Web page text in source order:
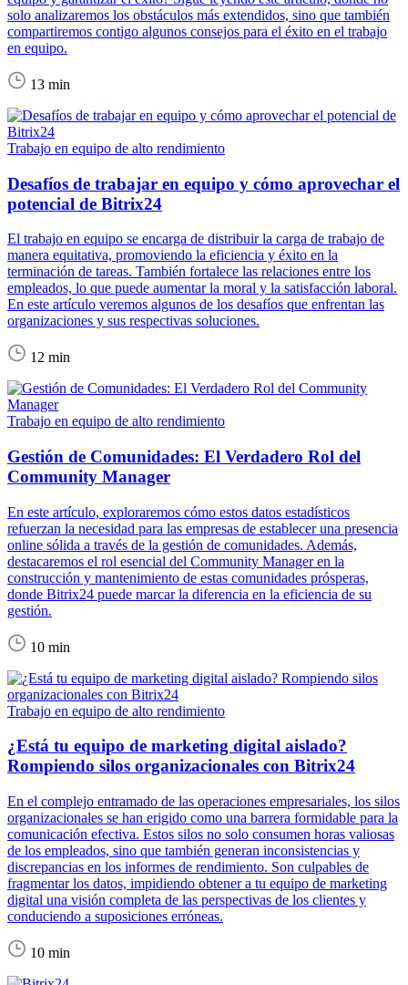
solo analizaremos los obstáculos más extendidos, sino que también
compartiremos contigo algunos consejos para el éxito en el trabajo
en equipo.
13 min
Trabajo en equipo de alto rendimiento
Desafíos de trabajar en equipo y cómo aprovechar el
potencial de Bitrix24
El trabajo en equipo se encarga de distribuir la carga de trabajo de
manera equitativa, promoviendo la eficiencia y éxito en la
terminación de tareas. También fortalece las relaciones entre los
empleados, lo que puede aumentar la moral y la satisfacción laboral.
En este artículo veremos algunos de los desafíos que enfrentan las
organizaciones y sus respectivas soluciones.
12 min
Trabajo en equipo de alto rendimiento
Gestión de Comunidades: El Verdadero Rol del
Community Manager
En este artículo, exploraremos cómo estos datos estadísticos
refuerzan la necesidad para las empresas de establecer una presencia
online sólida a través de la gestión de comunidades. Además,
destacaremos el rol esencial del Community Manager en la
construcción y mantenimiento de estas comunidades prósperas,
donde Bitrix24 puede marcar la diferencia en la eficiencia de su
gestión.
10 min
Trabajo en equipo de alto rendimiento
¿Está tu equipo de marketing digital aislado?
Rompiendo silos organizacionales con Bitrix24
En el complejo entramado de las operaciones empresariales, los silos
organizacionales se han erigido como una barrera formidable para la
comunicación efectiva. Estos silos no solo consumen horas valiosas
de los empleados, sino que también generan inconsistencias y
discrepancias en los informes de rendimiento. Son culpables de
fragmentar los datos, impidiendo obtener a tu equipo de marketing
digital una visión completa de las perspectivas de los clientes y
conduciendo a suposiciones erróneas.
10 min